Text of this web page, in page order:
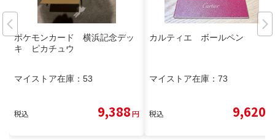
ポケモンカード 横浜記念デッ
キ ピカチュウ
マイストア在庫： 53
税込 9,388円
カルティエ ボールペン
マイストア在庫： 73
税込 9,620